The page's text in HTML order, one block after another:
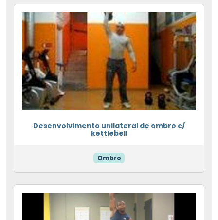
Desenvolvimento unilateral de ombro c/
kettlebell
Ombro